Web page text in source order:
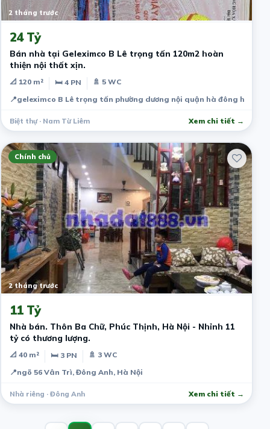
2 tháng trước
24 Tỷ
Bán nhà tại Geleximco B Lê trọng tấn 120m2 hoàn
thiện nội thất xịn.
📐 120 m² 🛏 4 PN
🚿 5 WC
📍geleximco B Lê trọng tấn phường dương nội quận hà đông hà nội
Biệt thự · Nam Từ Liêm Xem chi tiết →
Chính chủ
2 tháng trước
11 Tỷ
Nhà bán. Thôn Ba Chữ, Phúc Thịnh, Hà Nội - Nhỉnh 11
tỷ có thương lượng.
📐 40 m² 🛏 3 PN
🚿 3 WC
📍ngõ 56 Vân Trì, Đông Anh, Hà Nội
Nhà riêng · Đông Anh Xem chi tiết →